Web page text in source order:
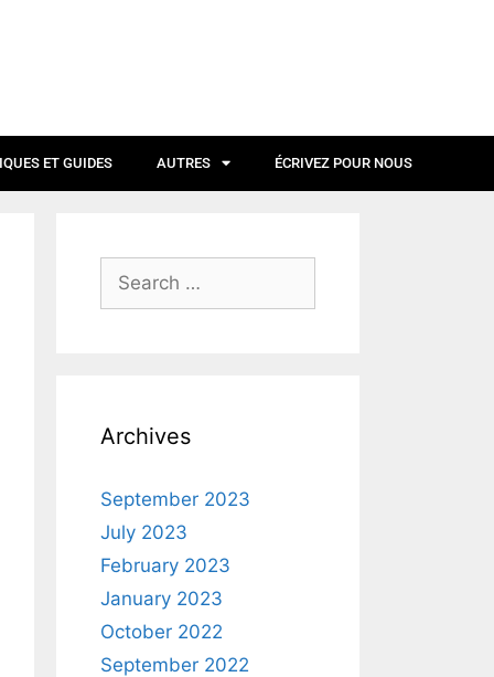
ET GUIDES AUTRES ÉCRIVEZ POUR NOUS
Archives
September 2023
July 2023
February 2023
January 2023
October 2022
September 2022